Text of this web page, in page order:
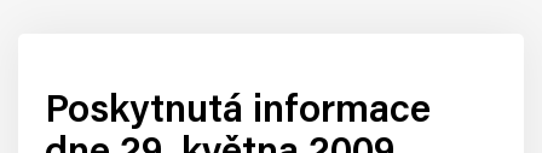
Poskytnutá informace